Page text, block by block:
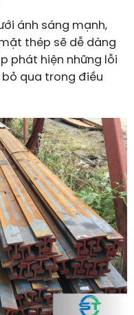
ánh sáng mạnh,
thép sẽ dễ dàng
phát hiện những lỗi
qua trong điều